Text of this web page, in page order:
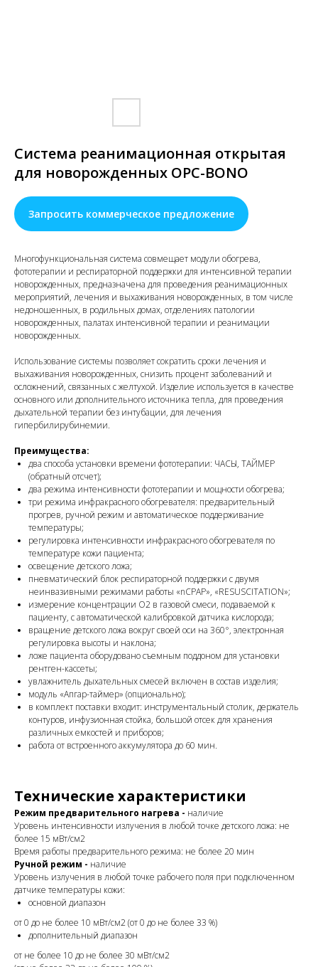
Система реанимационная открытая
для новорожденных ОРС-BONO
Запросить коммерческое предложение
Многофункциональная система совмещает модули обогрева,
фототерапии и респираторной поддержки для интенсивной терапии
новорожденных, предназначена для проведения реанимационных
мероприятий, лечения и выхаживания новорожденных, в том числе
недоношенных, в родильных домах, отделениях патологии
новорожденных, палатах интенсивной терапии и реанимации
новорожденных.
Использование системы позволяет сократить сроки лечения и
выхаживания новорожденных, снизить процент заболеваний и
осложнений, связанных с желтухой. Изделие используется в качестве
основного или дополнительного источника тепла, для проведения
дыхательной терапии без интубации, для лечения
гипербилирубинемии.
Преимущества:
два способа установки времени фототерапии: ЧАСЫ, ТАЙМЕР
(обратный отсчет);
два режима интенсивности фототерапии и мощности обогрева;
три режима инфракрасного обогревателя: предварительный
прогрев, ручной режим и автоматическое поддерживание
температуры;
регулировка интенсивности инфракрасного обогревателя по
температуре кожи пациента;
освещение детского ложа;
пневматический блок респираторной поддержки с двумя
неинвазивными режимами работы «nCPAP», «RESUSCITATION»;
измерение концентрации О2 в газовой смеси, подаваемой к
пациенту, с автоматической калибровкой датчика кислорода;
вращение детского ложа вокруг своей оси на 360°, электронная
регулировка высоты и наклона;
ложе пациента оборудовано съемным поддоном для установки
рентген-кассеты;
увлажнитель дыхательных смесей включен в состав изделия;
модуль «Апгар-таймер» (опционально);
в комплект поставки входит: инструментальный столик, держатель
контуров, инфузионная стойка, большой отсек для хранения
различных емкостей и приборов;
работа от встроенного аккумулятора до 60 мин.
Технические характеристики
Режим предварительного нагрева - наличие
Уровень интенсивности излучения в любой точке детского ложа: не
более 15 мВт/см2
Время работы предварительного режима: не более 20 мин
Ручной режим - наличие
Уровень излучения в любой точке рабочего поля при подключенном
датчике температуры кожи:
основной диапазон
от 0 до не более 10 мВт/см2 (от 0 до не более 33 %)
дополнительный диапазон
от не более 10 до не более 30 мВт/см2